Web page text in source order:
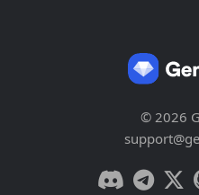
© 2026